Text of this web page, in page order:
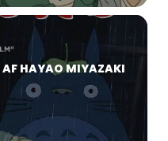
HAYAO MIYAZAKI